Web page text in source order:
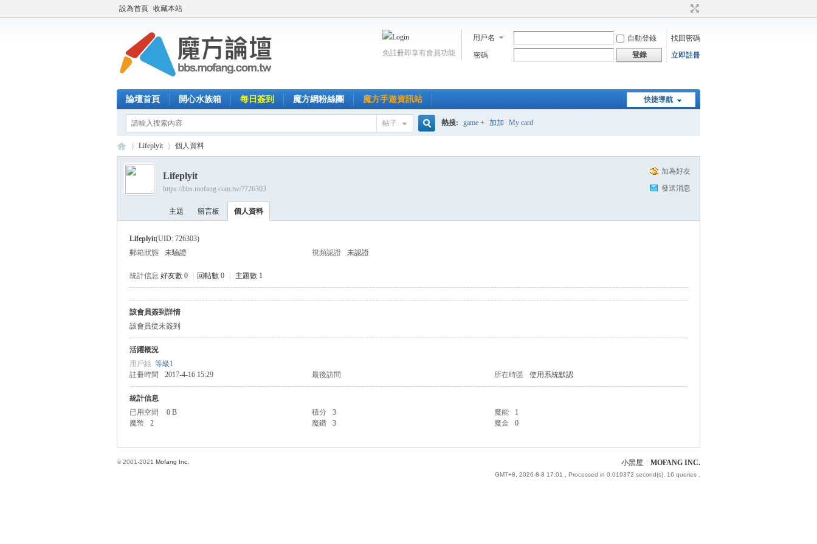
設為首頁 收藏本站
用戶名 自動登錄
找回密碼
密碼
登錄 立即註冊
免註冊即享有會員功能
快捷導航
論壇首頁 開心水族箱 每日簽到 魔方網粉絲團 魔方手遊資訊站
帖子 熱搜: game + 加加 My card
›
Lifeplyit 個人資料
加為好友
發送消息
Lifeplyit
https://bbs.mofang.com.tw/?726303
主題 留言板 個人資料
Lifeplyit(UID: 726303)
郵箱狀態
未驗證 視頻認證 未認證
統計信息 好友數 0 回帖數 0 主題數 1
該會員簽到詳情
該會員從未簽到
活躍概況
用戶組 等級1
註冊時間
2017-4-16 15:29 最後訪問 所在時區 使用系統默認
統計信息
已用空間
0 B 積分 3 魔能
1
魔幣
2 魔鑽 3 魔金 0
小黑屋 MOFANG INC.
GMT+8, 2026-8-8 17:01 , Processed in 0.019372 second(s), 16 queries .
© 2001-2021 Mofang Inc.